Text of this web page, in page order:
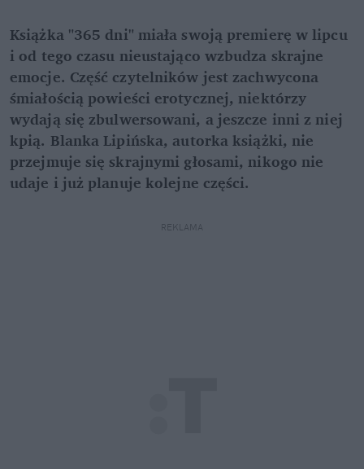
Książka "365 dni" miała swoją premierę w lipcu
i od tego czasu nieustająco wzbudza skrajne
emocje. Część czytelników jest zachwycona
śmiałością powieści erotycznej, niektórzy
wydają się zbulwersowani, a jeszcze inni z niej
kpią. Blanka Lipińska, autorka książki, nie
przejmuje się skrajnymi głosami, nikogo nie
udaje i już planuje kolejne części.
REKLAMA